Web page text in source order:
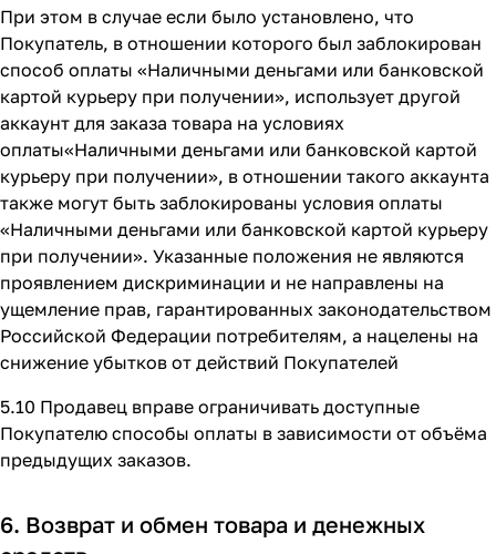
При этом в случае если было установлено, что
Покупатель, в отношении которого был заблокирован
способ оплаты «Наличными деньгами или банковской
картой курьеру при получении», использует другой
аккаунт для заказа товара на условиях
оплаты«Наличными деньгами или банковской картой
курьеру при получении», в отношении такого аккаунта
также могут быть заблокированы условия оплаты
«Наличными деньгами или банковской картой курьеру
при получении». Указанные положения не являются
проявлением дискриминации и не направлены на
ущемление прав, гарантированных законодательством
Российской Федерации потребителям, а нацелены на
снижение убытков от действий Покупателей
5.10 Продавец вправе ограничивать доступные
Покупателю способы оплаты в зависимости от объёма
предыдущих заказов.
6. Возврат и обмен товара и денежных